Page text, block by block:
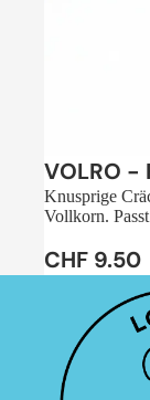
Sale
VOLRO -
Knusprige
Vollkorn.
CHF 9.50